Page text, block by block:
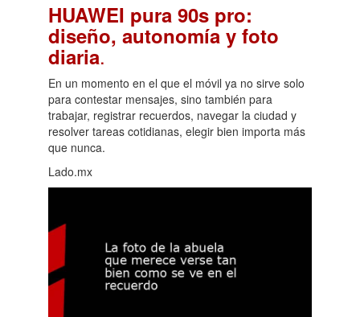
HUAWEI pura 90s pro:
diseño, autonomía y foto
diaria.
En un momento en el que el móvil ya no sirve solo
para contestar mensajes, sino también para
trabajar, registrar recuerdos, navegar la ciudad y
resolver tareas cotidianas, elegir bien importa más
que nunca.
Lado.mx